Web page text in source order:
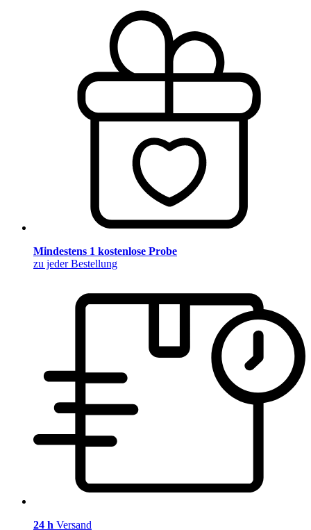
Mindestens 1 kostenlose Probe
zu jeder Bestellung
24 h Versand